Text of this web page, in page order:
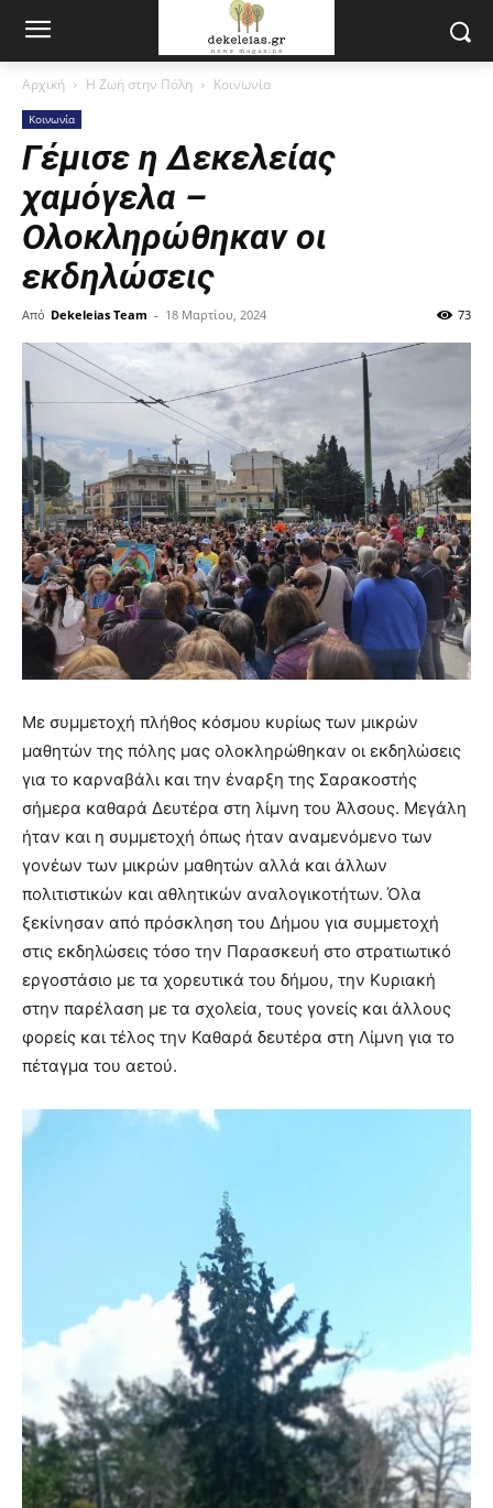
Αρχική Η Ζωή στην Πόλη Κοινωνία
Κοινωνία
Γέμισε η Δεκελείας
χαμόγελα –
Ολοκληρώθηκαν οι
εκδηλώσεις
Από Dekeleias Team - 18 Μαρτίου, 2024 73
Με συμμετοχή πλήθος κόσμου κυρίως των μικρών
μαθητών της πόλης μας ολοκληρώθηκαν οι εκδηλώσεις
για το καρναβάλι και την έναρξη της Σαρακοστής
σήμερα καθαρά Δευτέρα στη λίμνη του Άλσους. Μεγάλη
ήταν και η συμμετοχή όπως ήταν αναμενόμενο των
γονέων των μικρών μαθητών αλλά και άλλων
πολιτιστικών και αθλητικών αναλογικοτήτων. Όλα
ξεκίνησαν από πρόσκληση του Δήμου για συμμετοχή
στις εκδηλώσεις τόσο την Παρασκευή στο στρατιωτικό
εργοστάσιο με τα χορευτικά του δήμου, την Κυριακή
στην παρέλαση με τα σχολεία, τους γονείς και άλλους
φορείς και τέλος την Καθαρά δευτέρα στη Λίμνη για το
πέταγμα του αετού.